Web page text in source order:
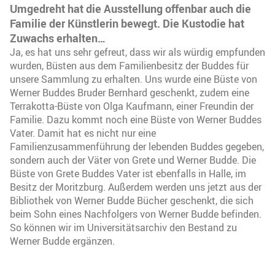
Umgedreht hat die Ausstellung offenbar auch die
Familie der Künstlerin bewegt. Die Kustodie hat
Zuwachs erhalten…
Ja, es hat uns sehr gefreut, dass wir als würdig empfunden
wurden, Büsten aus dem Familienbesitz der Buddes für
unsere Sammlung zu erhalten. Uns wurde eine Büste von
Werner Buddes Bruder Bernhard geschenkt, zudem eine
Terrakotta-Büste von Olga Kaufmann, einer Freundin der
Familie. Dazu kommt noch eine Büste von Werner Buddes
Vater. Damit hat es nicht nur eine
Familienzusammenführung der lebenden Buddes gegeben,
sondern auch der Väter von Grete und Werner Budde. Die
Büste von Grete Buddes Vater ist ebenfalls in Halle, im
Besitz der Moritzburg. Außerdem werden uns jetzt aus der
Bibliothek von Werner Budde Bücher geschenkt, die sich
beim Sohn eines Nachfolgers von Werner Budde befinden.
So können wir im Universitätsarchiv den Bestand zu
Werner Budde ergänzen.